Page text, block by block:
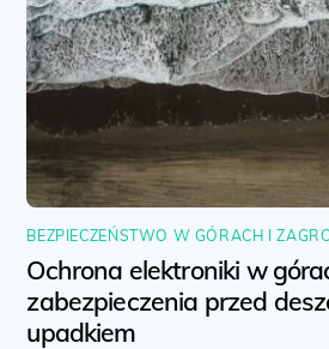
BEZPIECZEŃSTWO W GÓRACH I
Ochrona elektroniki w
zabezpieczenia przed
upadkiem